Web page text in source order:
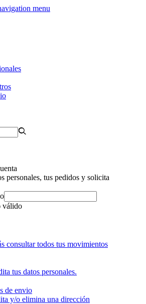
menu
personales, tus pedidos y solicita
válido
consultar todos tus movimientos
tus datos personales.
de envio
y/o elimina una dirección